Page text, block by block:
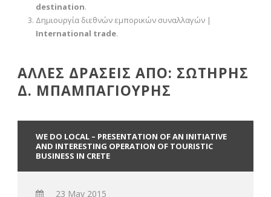
destination.
Δημιουργία διεθνών εμπορικών συναλλαγών |
Ιnternational trade.
ΑΛΛΕΣ ΔΡΑΣΕΙΣ ΑΠΟ: ΣΩΤΗΡΗΣ
Δ. ΜΠΑΜΠΑΓΙΟΥΡΗΣ
WE DO LOCAL – PRESENTATION OF AN INITIATIVE
AND INTERESTING OPERATION OF TOURISTIC
BUSINESS IN CRETE
23 May 2015